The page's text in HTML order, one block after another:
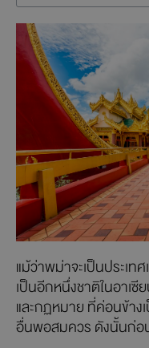
แม้ว่าพม่าจะเป็นประเ
เป็นอีกหนึ่งชาติในอาเ
และกฏหมาย ที่ค่อนข้า
อื่นพอสมควร ดังนั้นก่อ